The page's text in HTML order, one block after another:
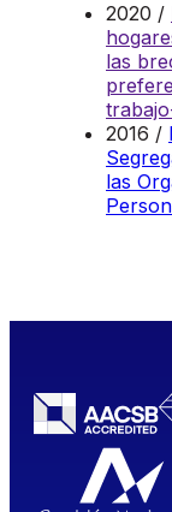
2020 /
las
2016 /
las